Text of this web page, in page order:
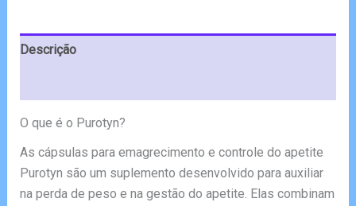
Descrição
O que é o Purotyn?
As cápsulas para emagrecimento e controle do apetite
Purotyn são um suplemento desenvolvido para auxiliar
na perda de peso e na gestão do apetite. Elas combinam